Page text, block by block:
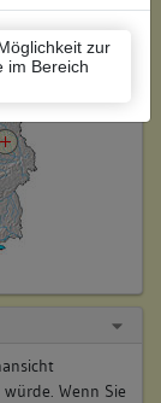
zur
im Bereich
Wenn Sie